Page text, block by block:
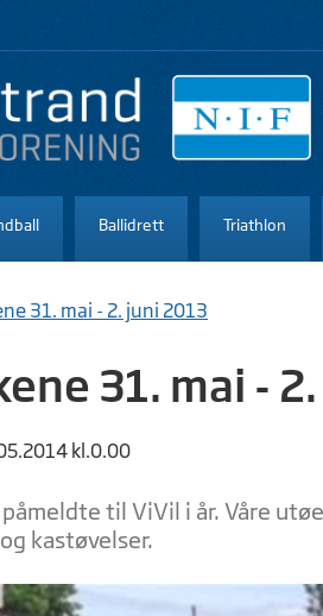
Ballidrett Triathlon
31. mai - 2. juni 2013
31. mai -
kl.0.00
til ViVil i år. Våre
kastøvelser.